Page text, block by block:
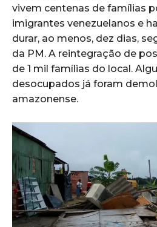
vivem centenas de famílias
imigrantes venezuelanos e
durar, ao menos, dez dias,
da PM. A reintegração de
de 1 mil famílias do local.
desocupados já foram
amazonense.